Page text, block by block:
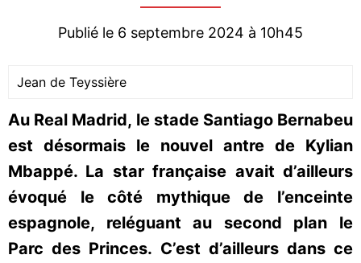
Publié le 6 septembre 2024 à 10h45
Jean de Teyssière
Au Real Madrid, le stade Santiago Bernabeu
est désormais le nouvel antre de Kylian
Mbappé. La star française avait d’ailleurs
évoqué le côté mythique de l’enceinte
espagnole, reléguant au second plan le
Parc des Princes. C’est d’ailleurs dans ce